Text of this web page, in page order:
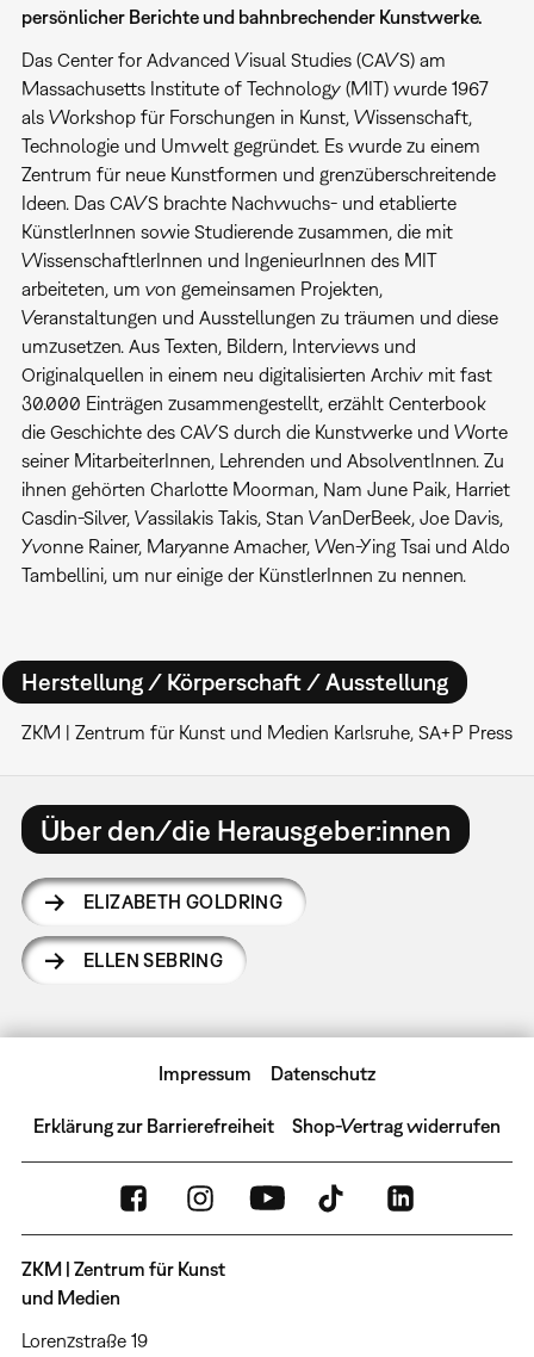
persönlicherBerichte und bahnbrechenderKunstwerke.
Das Center for Advanced Visual Studies (CAVS) am
Massachusetts Institute of Technology (MIT) wurde 1967
als Workshop für Forschungen in Kunst, Wissenschaft,
Technologie und Umwelt gegründet. Es wurde zu einem
Zentrum für neue Kunstformen und grenzüberschreitende
Ideen. Das CAVS brachte Nachwuchs- und etablierte
KünstlerInnen sowie Studierende zusammen, die mit
WissenschaftlerInnen und IngenieurInnen des MIT
arbeiteten, um von gemeinsamen Projekten,
Veranstaltungen und Ausstellungen zu träumen und diese
umzusetzen. Aus Texten, Bildern, Interviews und
Originalquellen in einem neu digitalisierten Archiv mit fast
30.000 Einträgen zusammengestellt, erzählt Centerbook
die Geschichte des CAVS durch die Kunstwerke und Worte
seiner MitarbeiterInnen, Lehrenden und AbsolventInnen. Zu
ihnen gehörten Charlotte Moorman, Nam June Paik, Harriet
Casdin-Silver, Vassilakis Takis, Stan VanDerBeek, Joe Davis,
Yvonne Rainer, Maryanne Amacher, Wen-Ying Tsai und Aldo
Tambellini, um nur einige der KünstlerInnen zu nennen.
Herstellung / Körperschaft / Ausstellung
ZKM | Zentrum für Kunst und Medien Karlsruhe, SA+P Press
Über den/die Herausgeber:innen
ELIZABETH GOLDRING
ELLEN SEBRING
Impressum Datenschutz
Erklärung zur Barrierefreiheit Shop-Vertrag widerrufen
ZKM | Zentrum für Kunst
und Medien
Lorenzstraße 19